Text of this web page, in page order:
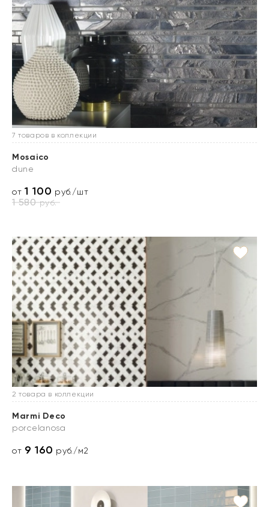
7 товаров в коллекции
Mosaico
dune
от1 100 руб./шт
1 580руб.
2 товара в коллекции
Marmi Deco
porcelanosa
от 9 160 руб./м2